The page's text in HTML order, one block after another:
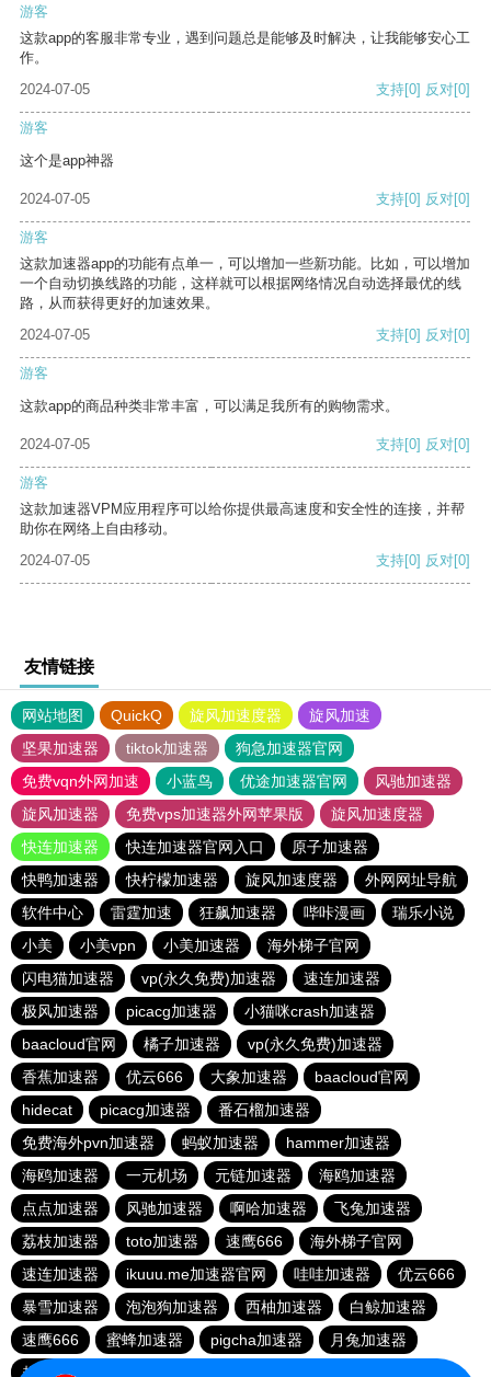
游客
这款app的客服非常专业，遇到问题总是能够及时解决，让我能够安心工
作。
2024-07-05
支持[0] 反对[0]
游客
这个是app神器
2024-07-05 支持[0] 反对[0]
游客
这款加速器app的功能有点单一，可以增加一些新功能。比如，可以增加
一个自动切换线路的功能，这样就可以根据网络情况自动选择最优的线
路，从而获得更好的加速效果。
2024-07-05
支持[0] 反对[0]
游客
这款app的商品种类非常丰富，可以满足我所有的购物需求。
2024-07-05 支持[0] 反对[0]
游客
这款加速器VPM应用程序可以给你提供最高速度和安全性的连接，并帮
助你在网络上自由移动。
2024-07-05
支持[0] 反对[0]
友情链接
网站地图 QuickQ 旋风加速度器
旋风加速
坚果加速器
tiktok加速器
狗急加速器官网
免费vqn外网加速
小蓝鸟 优途加速器官网
风驰加速器
旋风加速器
免费vps加速器外网苹果版
旋风加速度器
快连加速器
快连加速器官网入口
原子加速器
快鸭加速器
快柠檬加速器 旋风加速度器
外网网址导航
软件中心
雷霆加速 狂飙加速器 哔咔漫画
瑞乐小说
小美
小美vpn 小美加速器
海外梯子官网
闪电猫加速器
vp(永久免费)加速器
速连加速器
极风加速器
picacg加速器
小猫咪crash加速器
baacloud官网
橘子加速器
vp(永久免费)加速器
香蕉加速器
优云666 大象加速器
baacloud官网
hidecat
picacg加速器
番石榴加速器
免费海外pvn加速器
蚂蚁加速器
hammer加速器
海鸥加速器
一元机场 元链加速器
海鸥加速器
点点加速器
风驰加速器 啊哈加速器
飞兔加速器
荔枝加速器
toto加速器 速鹰666
海外梯子官网
速连加速器
ikuuu.me加速器官网 哇哇加速器
优云666
暴雪加速器
泡泡狗加速器 西柚加速器
白鲸加速器
速鹰666
蜜蜂加速器 pigcha加速器
月兔加速器
起飞加速器